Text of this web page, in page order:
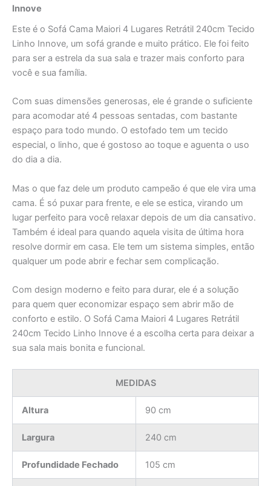
Innove
Este é o Sofá Cama Maiori 4 Lugares Retrátil 240cm Tecido
Linho Innove, um sofá grande e muito prático. Ele foi feito
para ser a estrela da sua sala e trazer mais conforto para
você e sua família.
Com suas dimensões generosas, ele é grande o suficiente
para acomodar até 4 pessoas sentadas, com bastante
espaço para todo mundo. O estofado tem um tecido
especial, o linho, que é gostoso ao toque e aguenta o uso
do dia a dia.
Mas o que faz dele um produto campeão é que ele vira uma
cama. É só puxar para frente, e ele se estica, virando um
lugar perfeito para você relaxar depois de um dia cansativo.
Também é ideal para quando aquela visita de última hora
resolve dormir em casa. Ele tem um sistema simples, então
qualquer um pode abrir e fechar sem complicação.
Com design moderno e feito para durar, ele é a solução
para quem quer economizar espaço sem abrir mão de
conforto e estilo. O Sofá Cama Maiori 4 Lugares Retrátil
240cm Tecido Linho Innove é a escolha certa para deixar a
sua sala mais bonita e funcional.
MEDIDAS
Altura 90 cm
Largura 240 cm
Profundidade Fechado 105 cm